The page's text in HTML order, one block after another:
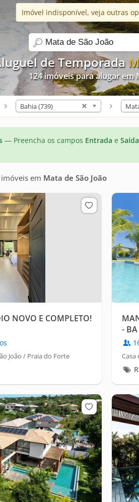
de Temporada
124 imóveis para alugar em
search
Ajuda
Imóvel indisponível, veja outras
Bahia (739)
— Preencha os campos Entrada e Saída
em Mata de São João
NOVO E COMPLETO!
João / Praia do Forte
- BA
Casa